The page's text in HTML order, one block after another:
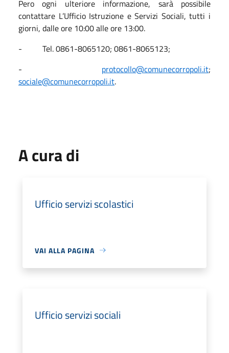
Pero ogni ulteriore informazione, sarà possibile
contattare L’Ufficio Istruzione e Servizi Sociali, tutti i
giorni, dalle ore 10:00 alle ore 13:00.
- Tel. 0861-8065120; 0861-8065123;
- protocollo@comunecorropoli.it;
sociale@comunecorropoli.it.
A cura di
Ufficio servizi scolastici
VAI ALLA PAGINA
Ufficio servizi sociali